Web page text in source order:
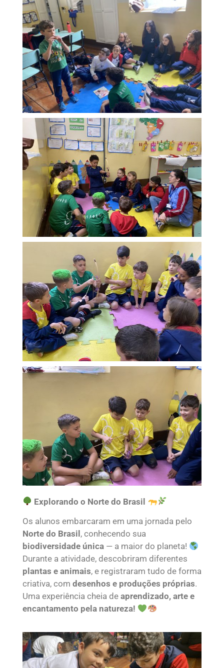
Explorando o Norte do Brasil
Os alunos embarcaram em uma jornada pelo
Norte do Brasil, conhecendo sua
biodiversidade única — a maior do planeta!
Durante a atividade, descobriram diferentes
plantas e animais, e registraram tudo de forma
criativa, com desenhos e produções próprias.
Uma experiência cheia de aprendizado, arte e
encantamento pela natureza!